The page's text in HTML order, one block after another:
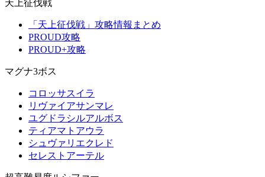
天上征伐戦
「天上征伐戦」攻略情報まとめ
PROUD攻略
PROUD+攻略
マグナ3ボス
コロッサスイラ
リヴァイアサンマレ
ユグドラシルアルボス
ティアマトアウラ
シュヴァリエクレド
セレストアーテル